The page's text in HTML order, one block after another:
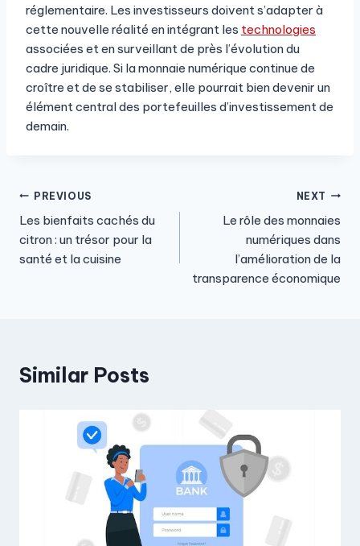
réglementaire. Les investisseurs doivent s’adapter à
cette nouvelle réalité en intégrant les technologies
associées et en surveillant de près l’évolution du
cadre juridique. Si la monnaie numérique continue de
croître et de se stabiliser, elle pourrait bien devenir un
élément central des portefeuilles d’investissement de
demain.
Post
navigation
PREVIOUS
Les bienfaits cachés du
citron : un trésor pour la
santé et la cuisine
NEXT
Le rôle des monnaies
numériques dans
l’amélioration de la
transparence économique
Similar Posts